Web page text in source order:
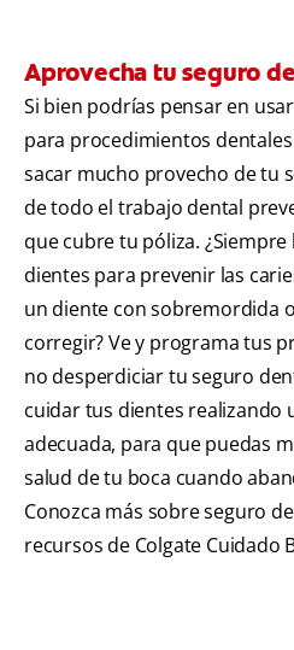
Aprovecha tu seguro
Si bien podrías pensar en
para procedimientos
sacar mucho provecho de tu
de todo el trabajo dental
que cubre tu póliza.
dientes para prevenir las
un diente con sobremordida
corregir? Ve y programa tus
no desperdiciar tu seguro
cuidar tus dientes realizando
adecuada, para que puedas
salud de tu boca cuando
Conozca más sobre seguro
recursos de Colgate Cuidado